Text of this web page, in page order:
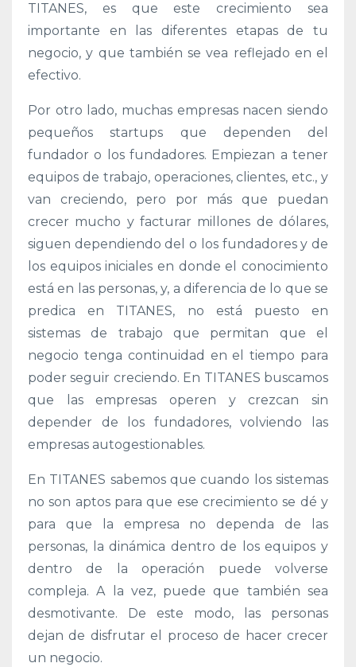
TITANES, es que este crecimiento sea
importante en las diferentes etapas de tu
negocio, y que también se vea reflejado en el
efectivo.
Por otro lado, muchas empresas nacen siendo
pequeños startups que dependen del
fundador o los fundadores. Empiezan a tener
equipos de trabajo, operaciones, clientes, etc., y
van creciendo, pero por más que puedan
crecer mucho y facturar millones de dólares,
siguen dependiendo del o los fundadores y de
los equipos iniciales en donde el conocimiento
está en las personas, y, a diferencia de lo que se
predica en TITANES, no está puesto en
sistemas de trabajo que permitan que el
negocio tenga continuidad en el tiempo para
poder seguir creciendo. En TITANES buscamos
que las empresas operen y crezcan sin
depender de los fundadores, volviendo las
empresas autogestionables.
En TITANES sabemos que cuando los sistemas
no son aptos para que ese crecimiento se dé y
para que la empresa no dependa de las
personas, la dinámica dentro de los equipos y
dentro de la operación puede volverse
compleja. A la vez, puede que también sea
desmotivante. De este modo, las personas
dejan de disfrutar el proceso de hacer crecer
un negocio.